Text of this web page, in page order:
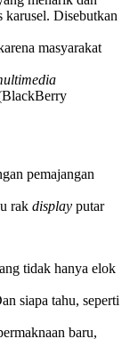
karusel. Disebutkan
masyarakat
pemajangan
rak display putar
tidak hanya elok
siapa tahu, seperti
baru,